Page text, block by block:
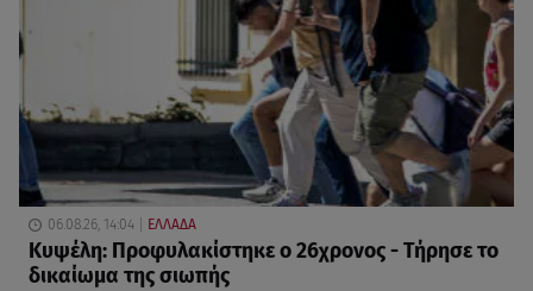
06.08.26, 14:04 ΕΛΛΑΔΑ
Κυψέλη: Προφυλακίστηκε ο 26χρονος - Τήρησε το
δικαίωμα της σιωπής